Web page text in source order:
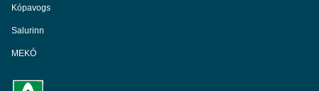
Kópavogs
Salurinn
MEKÓ